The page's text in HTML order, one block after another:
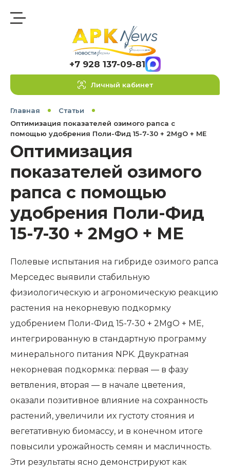
+7 928 137-09-81
Личный кабинет
Главная
Статьи
Оптимизация показателей озимого рапса с
помощью удобрения Поли-Фид 15-7-30 + 2MgO + ME
Оптимизация
показателей озимого
рапса с помощью
удобрения Поли-Фид
15-7-30 + 2MgO + ME
Полевые испытания на гибриде озимого рапса
Мерседес выявили стабильную
физиологическую и агрономическую реакцию
растения на некорневую подкормку
удобрением Поли-Фид 15-7-30 + 2MgO + ME,
интегрированную в стандартную программу
минерального питания NPK. Двукратная
некорневая подкормка: первая — в фазу
ветвления, вторая — в начале цветения,
оказали позитивное влияние на сохранность
растений, увеличили их густоту стояния и
вегетативную биомассу, и в конечном итоге
повысили урожайность семян и масличность.
Эти результаты ясно демонстрируют как